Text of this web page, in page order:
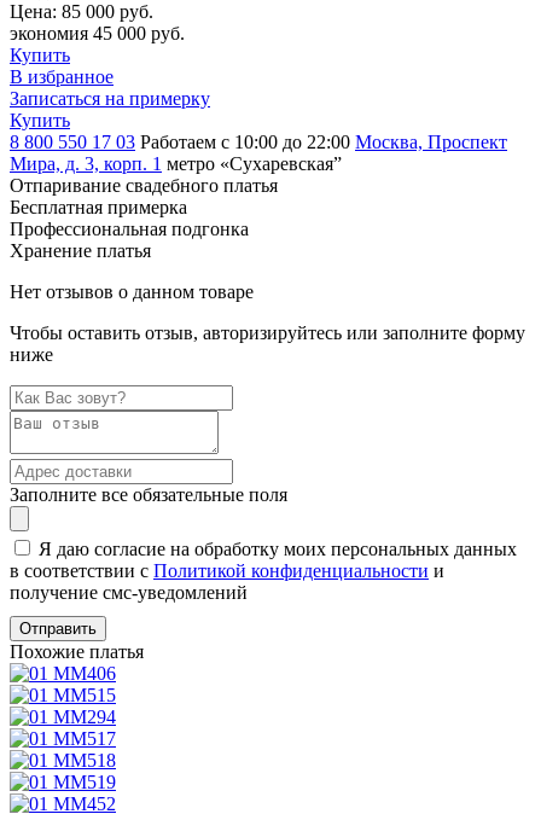
Цена: 85 000 руб.
экономия 45 000 руб.
Купить
В избранное
Записаться на примерку
Купить
8 800 550 17 03 Работаем с 10:00 до 22:00 Москва, Проспект
Мира, д. 3, корп. 1 метро «Сухаревская”
Отпаривание свадебного платья
Бесплатная примерка
Профессиональная подгонка
Хранение платья
Нет отзывов о данном товаре
Чтобы оставить отзыв, авторизируйтесь или заполните форму
ниже
Заполните все обязательные поля
Я даю согласие на обработку моих персональных данных
в соответствии с Политикой конфиденциальности и
получение смс-уведомлений
Похожие платья